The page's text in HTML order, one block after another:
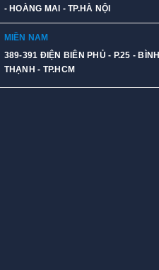
- HOÀNG MAI - TP.HÀ NỘI
MIỀN NAM
389-391 ĐIỆN BIÊN PHỦ - P.25 - BÌNH
THẠNH - TP.HCM